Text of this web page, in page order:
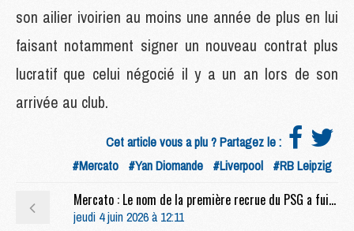
son ailier ivoirien au moins une année de plus en lui
faisant notamment signer un nouveau contrat plus
lucratif que celui négocié il y a un an lors de son
arrivée au club.
Cet article vous a plu ? Partagez le :
#Mercato #Yan Diomande #Liverpool #RB Leipzig
Mercato : Le nom de la première recrue du PSG a fuité
jeudi 4 juin 2026 à 12:11